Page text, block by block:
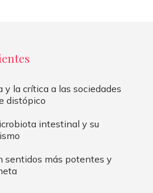
y la crítica a las sociedades
distópico
intestinal y su
sentidos más potentes y